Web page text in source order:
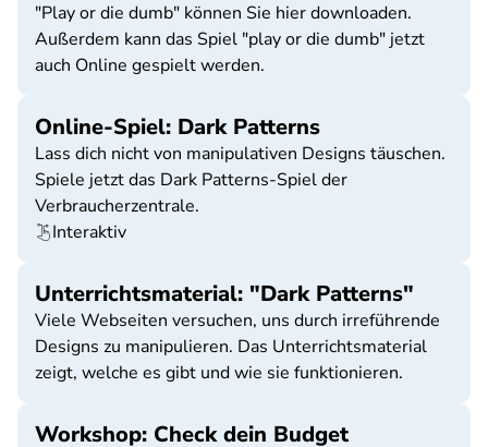
"Play or die dumb" können Sie hier downloaden.
Außerdem kann das Spiel "play or die dumb" jetzt
auch Online gespielt werden.
Online-Spiel: Dark Patterns
Lass dich nicht von manipulativen Designs täuschen.
Spiele jetzt das Dark Patterns-Spiel der
Verbraucherzentrale.
Interaktiv
Unterrichtsmaterial: "Dark Patterns"
Viele Webseiten versuchen, uns durch irreführende
Designs zu manipulieren. Das Unterrichtsmaterial
zeigt, welche es gibt und wie sie funktionieren.
Workshop: Check dein Budget